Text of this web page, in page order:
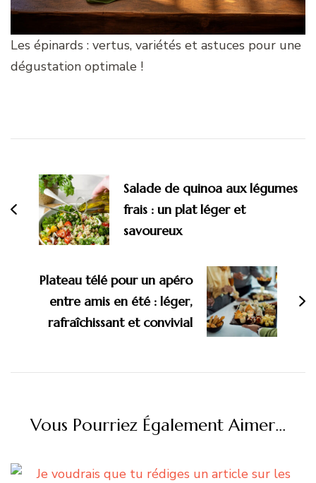
Les épinards : vertus, variétés et astuces pour une
dégustation optimale !
d'article
Salade de quinoa aux légumes
frais : un plat léger et
savoureux
Plateau télé pour un apéro
entre amis en été : léger,
rafraîchissant et convivial
Vous Pourriez Également Aimer...